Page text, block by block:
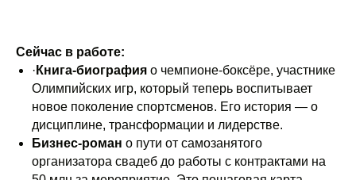
Сейчас в работе:
· Книга-биография о чемпионе-боксёре, участнике
Олимпийских игр, который теперь воспитывает
новое поколение спортсменов. Его история — о
дисциплине, трансформации и лидерстве.
Бизнес-роман о пути от самозанятого
организатора свадеб до работы с контрактами на